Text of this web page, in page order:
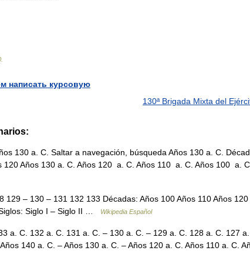
написать курсовую
130ª Brigada Mixta del
130 a. C. Saltar a navegación, búsqueda Años 130 a. C.
120 Años 130 a. C. Años 120 a. C. Años 110 a. C. Años 100 a.
129 – 130 – 131 132 133 Décadas: Años 100 Años 110 Años
Siglo I – Siglo II …
Wikipedia Español
a. C. 132 a. C. 131 a. C. – 130 a. C. – 129 a. C. 128 a. C. 127
140 a. C. – Años 130 a. C. – Años 120 a. C. Años 110 a. C.